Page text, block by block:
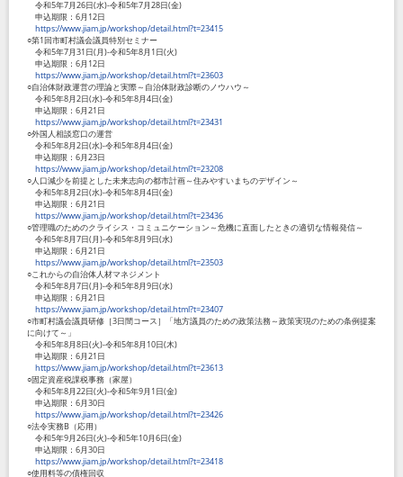
令和5年7月26日(水)-令和5年7月28日(金)
申込期限：6月12日
https://www.jiam.jp/workshop/detail.html?t=23415
○第1回市町村議会議員特別セミナー
令和5年7月31日(月)-令和5年8月1日(火)
申込期限：6月12日
https://www.jiam.jp/workshop/detail.html?t=23603
○自治体財政運営の理論と実際～自治体財政診断のノウハウ～
令和5年8月2日(水)-令和5年8月4日(金)
申込期限：6月21日
https://www.jiam.jp/workshop/detail.html?t=23431
○外国人相談窓口の運営
令和5年8月2日(水)-令和5年8月4日(金)
申込期限：6月23日
https://www.jiam.jp/workshop/detail.html?t=23208
○人口減少を前提とした未来志向の都市計画～住みやすいまちのデザイン～
令和5年8月2日(水)-令和5年8月4日(金)
申込期限：6月21日
https://www.jiam.jp/workshop/detail.html?t=23436
○管理職のためのクライシス・コミュニケーション～危機に直面したときの適切な情報発信～
令和5年8月7日(月)-令和5年8月9日(水)
申込期限：6月21日
https://www.jiam.jp/workshop/detail.html?t=23503
○これからの自治体人材マネジメント
令和5年8月7日(月)-令和5年8月9日(水)
申込期限：6月21日
https://www.jiam.jp/workshop/detail.html?t=23407
○市町村議会議員研修［3日間コース］「地方議員のための政策法務～政策実現のための条例提案
に向けて～」
令和5年8月8日(火)-令和5年8月10日(木)
申込期限：6月21日
https://www.jiam.jp/workshop/detail.html?t=23613
○固定資産税課税事務（家屋）
令和5年8月22日(火)-令和5年9月1日(金)
申込期限：6月30日
https://www.jiam.jp/workshop/detail.html?t=23426
○法令実務B（応用）
令和5年9月26日(火)-令和5年10月6日(金)
申込期限：6月30日
https://www.jiam.jp/workshop/detail.html?t=23418
○使用料等の債権回収